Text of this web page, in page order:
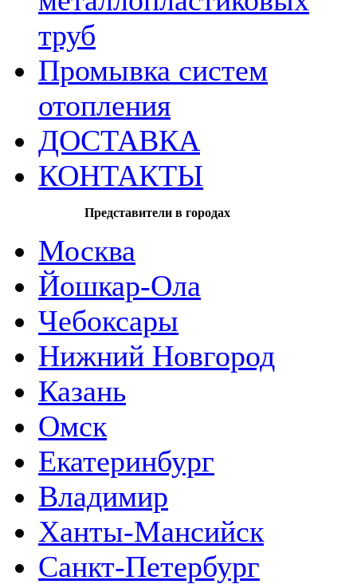
труб
Промывка систем
отопления
ДОСТАВКА
КОНТАКТЫ
Представители в городах
Москва
Йошкар-Ола
Чебоксары
Нижний Новгород
Казань
Омск
Екатеринбург
Владимир
Ханты-Мансийск
Санкт-Петербург